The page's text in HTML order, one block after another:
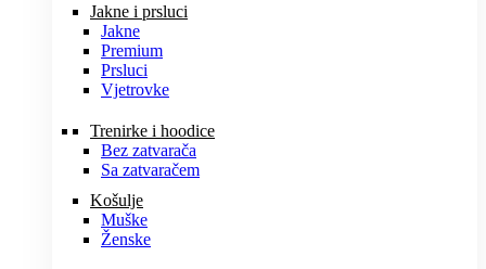
Jakne i prsluci
Jakne
Premium
Prsluci
Vjetrovke
Trenirke i hoodice
Bez zatvarača
Sa zatvaračem
Košulje
Muške
Ženske